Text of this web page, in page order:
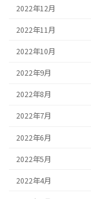
2022年12月
2022年11月
2022年10月
2022年9月
2022年8月
2022年7月
2022年6月
2022年5月
2022年4月